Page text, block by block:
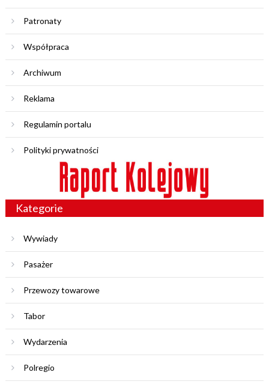
Patronaty
Współpraca
Archiwum
Reklama
Regulamin portalu
Polityki prywatności
Kategorie
Wywiady
Pasażer
Przewozy towarowe
Tabor
Wydarzenia
Polregio